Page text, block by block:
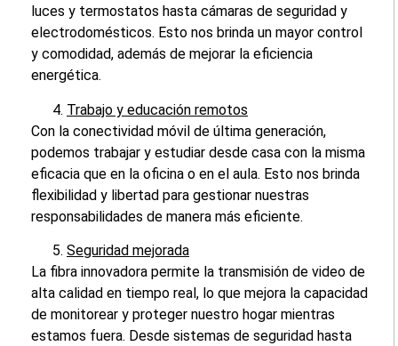
luces y termostatos hasta cámaras de seguridad y
electrodomésticos. Esto nos brinda un mayor control
y comodidad, además de mejorar la eficiencia
energética.
Trabajo y educación remotos
Con la conectividad móvil de última generación,
podemos trabajar y estudiar desde casa con la misma
eficacia que en la oficina o en el aula. Esto nos brinda
flexibilidad y libertad para gestionar nuestras
responsabilidades de manera más eficiente.
Seguridad mejorada
La fibra innovadora permite la transmisión de video de
alta calidad en tiempo real, lo que mejora la capacidad
de monitorear y proteger nuestro hogar mientras
estamos fuera. Desde sistemas de seguridad hasta